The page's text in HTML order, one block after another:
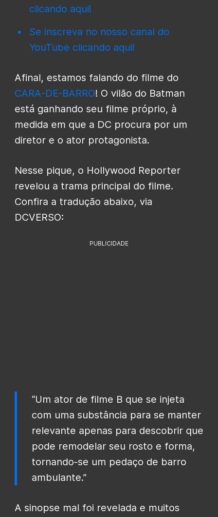
clicando aqui!
Se inscreva no nosso canal do
YouTube clicando aqui!
Afinal, estamos falando do filme do
CARA-DE-BARRO! O vilão do Batman
está ganhando seu filme próprio, à
medida em que a DC procura por um
diretor e o ator protagonista.
Nesse pique, o Hollywood Reporter
revelou a trama principal do filme.
Confira a tradução abaixo, via
DCVERSO:
PUBLICIDADE
“Um ator de filme B que se injeta
com uma substância para se manter
relevante apenas para descobrir que
pode remodelar seu rosto e forma,
tornando-se um pedaço de barro
ambulante.”
A sinopse mal foi revelada e muitos